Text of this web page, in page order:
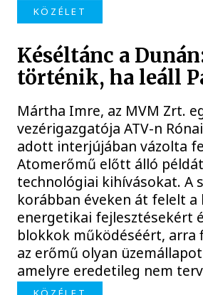
KÖZÉLET
Késéltánc a
történik, ha leáll
Mártha Imre, az MVM Zrt.
vezérigazgatója ATV-n
adott interjújában vázolta
Atomerőmű előtt álló
technológiai kihívásokat. A
korábban éveken át felelt a
energetikai fejlesztésekért
blokkok működéséért, arra
az erőmű olyan
amelyre eredetileg nem